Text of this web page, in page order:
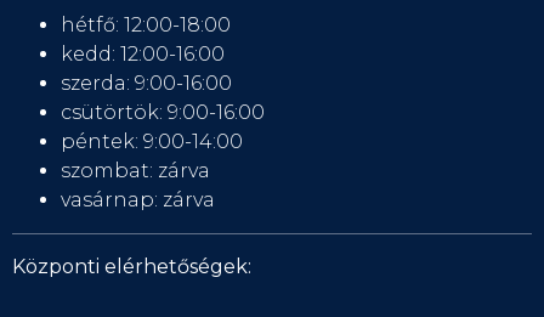
hétfő: 12:00-18:00
kedd: 12:00-16:00
szerda: 9:00-16:00
csütörtök: 9:00-16:00
péntek: 9:00-14:00
szombat: zárva
vasárnap: zárva
Központi elérhetőségek: